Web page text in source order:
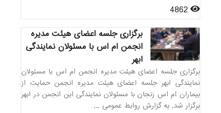
برگزاری جلسه اعضای هیئت مدیره
انجمن ام اس با مسئولان نمایندگی
ابهر
برگزاری جلسه اعضای هیئت مدیره انجمن ام اس با مسئولان
نمایندگی ابهر جلسه اعضای هیئت مدیره انجمن حمایت از
بیماران ام اس زنجان با مسئولان نمایندگی این انجمن در ابهر
برگزار شد. به گزارش روابط عمومی ...